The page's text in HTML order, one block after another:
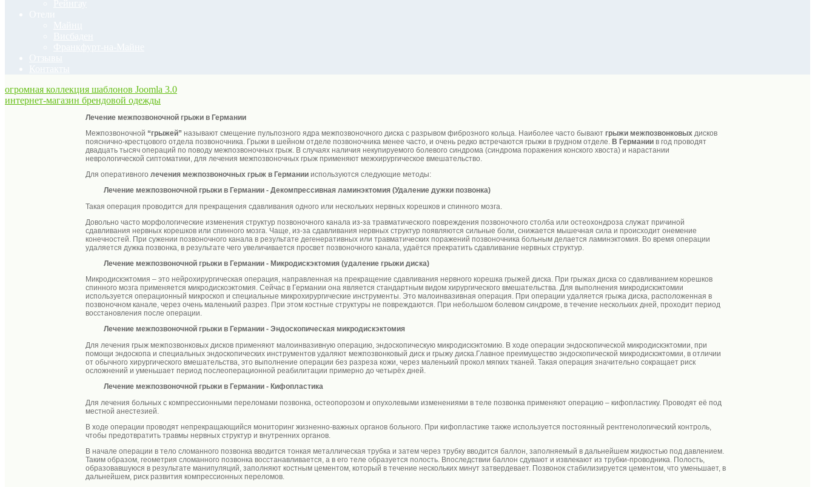
огромная коллекция шаблонов Joomla 3.0
интернет-магазин брендовой одежды
Лечение межпозвоночной грыжи в Германии
Межпозвоночной “грыжей” называют смещение пульпозного ядра межпозвоночного диска с разрывом фиброзного кольца. Наиболее часто бывают грыжи межпозвонковыхдисков
пояснично-крестцового отдела позвоночника. Грыжи в шейном отделе позвоночника менее часто, и очень редко встречаются грыжи в грудном отделе. В Германиив год проводят
двадцать тысяч операций по поводу межпозвоночных грыж. В случаях наличия некупируемого болевого синдрома (синдрома поражения конского хвоста) и нарастании
неврологической сиптоматики, для лечения межпозвоночных грыж применяют межхирургическое вмешательство.
Для оперативного лечения межпозвоночных грыж в Германиииспользуются следующие методы:
Лечение межпозвоночной грыжи в Германии - Декомпрессивная ламинэктомия (Удаление дужки позвонка)
Такая операция проводится для прекращения сдавливания одного или нескольких нервных корешков и спинного мозга.
Довольно часто морфологические изменения структур позвоночного канала из-за травматического повреждения позвоночного столба или остеохондроза служат причиной
сдавливания нервных корешков или спинного мозга. Чаще, из-за сдавливания нервных структур появляются сильные боли, снижается мышечная сила и происходит онемение
конечностей. При сужении позвоночного канала в результате дегенеративных или травматических поражений позвоночника больным делается ламинэктомия. Во время операции
удаляется дужка позвонка, в результате чего увеличивается просвет позвоночного канала, удаётся прекратить сдавливание нервных структур.
Лечение межпозвоночной грыжи в Германии - Микродискэктомия (удаление грыжи диска)
Микродискэктомия – это нейрохирургическая операция, направленная на прекращение сдавливания нервного корешка грыжей диска. При грыжах диска со сдавливанием корешков
спинного мозга применяется микродискоэктомия. Сейчас в Германии она является стандартным видом хирургического вмешательства. Для выполнения микродискэктомии
используется операционный микроскоп и специальные микрохирургические инструменты. Это малоинвазивная операция. При операции удаляется грыжа диска, расположенная в
позвоночном канале, через очень маленький разрез. При этом костные структуры не повреждаются. При небольшом болевом синдроме, в течение нескольких дней, проходит период
восстановления после операции.
Лечение межпозвоночной грыжи в Германии- Эндоскопическая микродискэктомия
Для лечения грыж межпозвонковых дисков применяют малоинвазивную операцию, эндоскопическую микродискэктомию. В ходе операции эндоскопической микродискэктомии, при
помощи эндоскопа и специальных эндоскопических инструментов удаляют межпозвонковый диск и грыжу диска.Главное преимущество эндоскопической микродискэктомии, в отличии
от обычного хирургического вмешательства, это выполнение операции без разреза кожи, через маленький прокол мягких тканей. Такая операция значительно сокращает риск
осложнений и уменьшает период послеоперационной реабилитации примерно до четырёх дней.
Лечение межпозвоночной грыжи в Германии- Кифопластика
Для лечения больных с компрессионными переломами позвонка, остеопорозом и опухолевыми изменениями в теле позвонка применяют операцию – кифопластику. Проводят её под
местной анестезией.
В ходе операции проводят непрекращающийся мониторинг жизненно-важных органов больного. При кифопластике также используется постоянный рентгенологический контроль,
чтобы предотвратить травмы нервных структур и внутренних органов.
В начале операции в тело сломанного позвонка вводится тонкая металлическая трубка и затем через трубку вводится баллон, заполняемый в дальнейшем жидкостью под давлением.
Таким образом, геометрия сломанного позвонка восстанавливается, а в его теле образуется полость. Впоследствии баллон сдувают и извлекают из трубки-проводника. Полость,
образовавшуюся в результате манипуляций, заполняют костным цементом, который в течение нескольких минут затвердевает. Позвонок стабилизируется цементом, что уменьшает, в
дальнейшем, риск развития компрессионных переломов.